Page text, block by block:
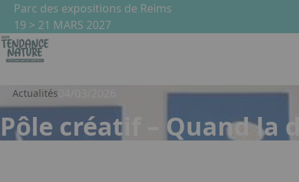
Aller au contenu principal
Parc des expositions de Reims
19 > 21 MARS 2027
Actualités
Pôle créatif – Quand la
Panneau de gestion des cookies